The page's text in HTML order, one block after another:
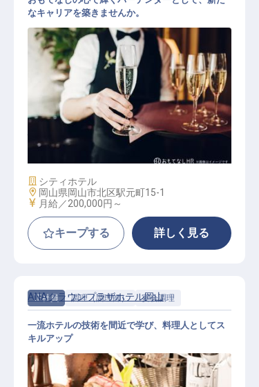
バーテンダー
なキャリアを築きませんか。
施設業態
シティホテル
勤務地
岡山県岡山市北区駅元町15-1
給与
月給／200,000円～
キープする 詳しく見る
正社員 調理（調理師） 宴会調理
ANAクラウンプラザホテル岡山
一流ホテルの技術を間近で学び、料理人としてス
キルアップ